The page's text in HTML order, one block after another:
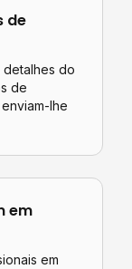
de
detalhes do
de
enviam-lhe
em
em